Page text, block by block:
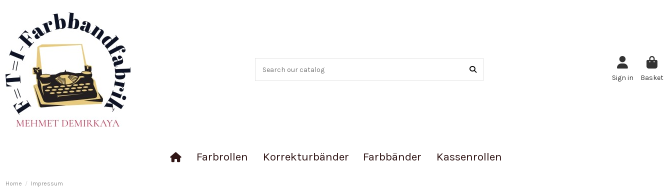
Sign in Basket
Farbrollen Korrekturbänder Farbbänder Kassenrollen
Home Impressum